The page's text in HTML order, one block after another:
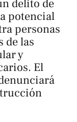
delito de
potencial
personas
de las
y
El